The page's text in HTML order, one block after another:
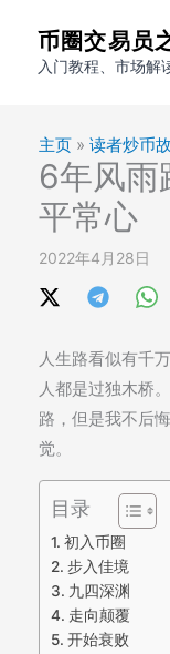
币圈交易员
入门教程、市场解
主页 » 读者炒币
6年风雨
平常心
2022年4月28日
人生路看似有千
人都是过独木桥
路，但是我不后
觉。
目录
初入币圈
步入佳境
九四深渊
走向颠覆
开始衰败